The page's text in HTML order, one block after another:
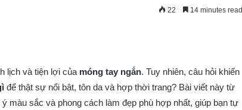
22 14 minutes read
lịch và tiện lợi của móng tay ngắn. Tuy nhiên, câu hỏi khiến
để thật sự nổi bật, tôn da và hợp thời trang? Bài viết này từ
màu sắc và phong cách làm đẹp phù hợp nhất, giúp bạn tự